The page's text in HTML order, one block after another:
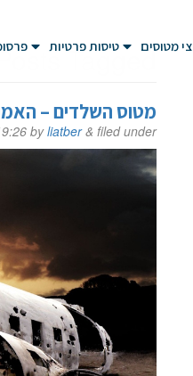
צי מטוסים טיסות פרטיות
Tagged:
מטוס השלדים – האמת
byliatber & filed under